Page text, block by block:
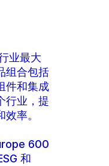
业最大
组合包括
件和集成
行业，提
率。
600
和